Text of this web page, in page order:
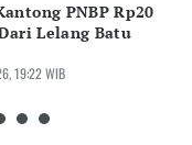
PNBP Rp20
Lelang Batu
19:22 WIB